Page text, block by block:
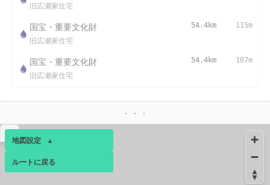
旧広瀬家住宅
国宝・重要文化財
旧広瀬家住宅
54.4km 115m
国宝・重要文化財
旧広瀬家住宅
54.4km 107m
地図設定 ▴
ベース ▴
ルートに戻る